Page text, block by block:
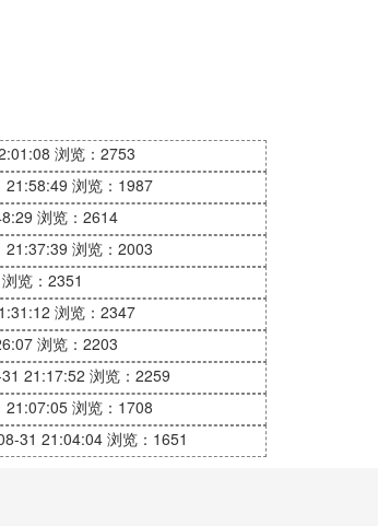
浏览：2753
21:58:49 浏览：1987
浏览：2614
21:37:39 浏览：2003
浏览：2351
浏览：2347
浏览：2203
21:17:52 浏览：2259
21:07:05 浏览：1708
31 21:04:04浏览：1651